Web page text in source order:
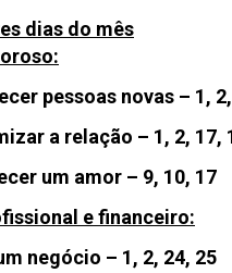
dias do mês
pessoas novas – 1,
a relação – 1, 2, 17,
um amor – 9, 10, 17
e financeiro:
negócio – 1, 2, 24, 25